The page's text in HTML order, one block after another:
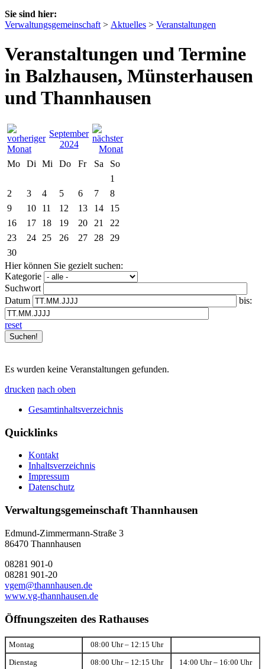
Sie sind hier:
Verwaltungsgemeinschaft > Aktuelles > Veranstaltungen
Veranstaltungen und Termine
in Balzhausen, Münsterhausen
und Thannhausen
September
2024
Mo
Di Mi Do Fr Sa
So
1
2
3 4 5 6 7
8
9
10 11 12 13 14
15
16
17 18 19 20 21
22
23
24 25 26 27 28
29
30
Hier können Sie gezielt suchen:
Kategorie
Suchwort
Datum
bis:
reset
Es wurden keine Veranstaltungen gefunden.
drucken nach oben
Gesamtinhaltsverzeichnis
Quicklinks
Kontakt
Inhaltsverzeichnis
Impressum
Datenschutz
Verwaltungsgemeinschaft Thannhausen
Edmund-Zimmermann-Straße 3
86470 Thannhausen
08281 901-0
08281 901-20
vgem@thannhausen.de
www.vg-thannhausen.de
Öffnungszeiten des Rathauses
Montag 08:00 Uhr – 12:15 Uhr
Dienstag 08:00 Uhr – 12:15 Uhr 14:00 Uhr – 16:00 Uhr